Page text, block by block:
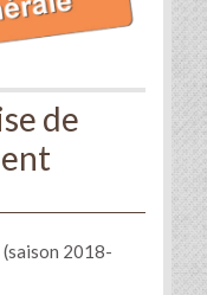
de
(saison 2018-